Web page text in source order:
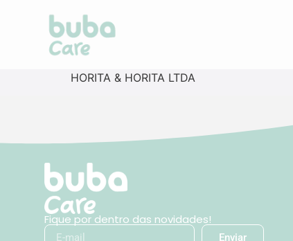
HORITA & HORITA LTDA
Fique por dentro das novidades!
Enviar